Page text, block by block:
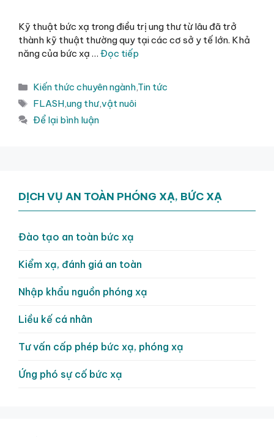
Kỹ thuật bức xạ trong điều trị ung thư từ lâu đã trở
thành kỹ thuật thường quy tại các cơ sở y tế lớn. Khả
năng của bức xạ … Đọc tiếp
Danh
mục
Kiến thức chuyên ngành,Tin tức
Thẻ
FLASH,ung thư,vật nuôi
Để lại bình luận
DỊCH VỤ AN TOÀN PHÓNG XẠ, BỨC XẠ
Đào tạo an toàn bức xạ
Kiểm xạ, đánh giá an toàn
Nhập khẩu nguồn phóng xạ
Liều kế cá nhân
Tư vấn cấp phép bức xạ, phóng xạ
Ứng phó sự cố bức xạ